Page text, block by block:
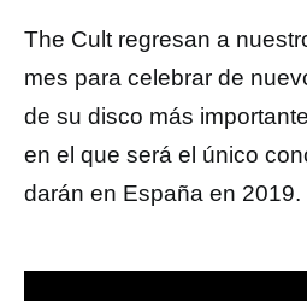
The Cult regresan a
mes para celebrar de
de su disco más
en el que será el único
darán en España en 2019.